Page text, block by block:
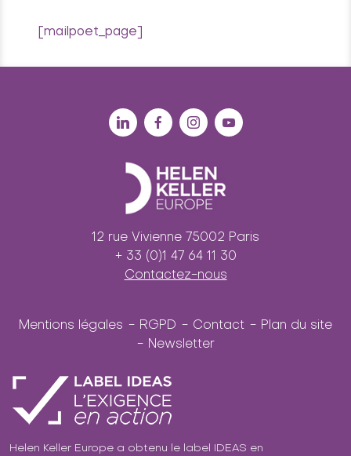
[mailpoet_page]
12 rue Vivienne 75002 Paris
+ 33 (0)1 47 64 11 30
Contactez-nous
Mentions légales RGPD Contact
Plan du site
Newsletter
Helen Keller Europe a obtenu le label IDEAS en